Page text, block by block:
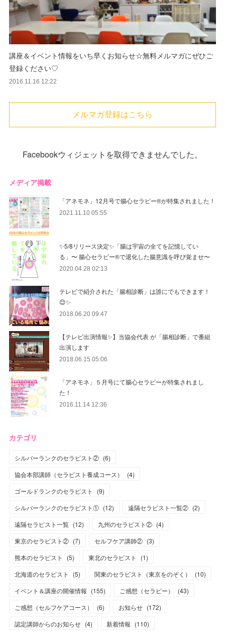
講座＆イベント情報をいち早くお知らせ☆無料メルマガにぜひご
登録ください♡
2016.11.16 12:22
メルマガ登録はこちら
Facebookウィジェットを取得できませんでした。
メディア掲載
「アネモネ」12月号で腸心セラピー®︎が特集されました！
2021.11.10 05:55
✨5/8リリース決定✨「腸は宇宙の全てを記憶してい
る」〜 腸心セラピー®︎で退化した腸意識を呼び覚ませ〜
2020.04.28 02:13
テレビで紹介された「腸相診断」は誰にでもできます！
😊✨
2018.06.20 09:47
【テレビ出演情報✨】当協会代表 が「腸相診断」で番組
出演します
2018.06.15 05:06
「アネモネ」５月号にて腸心セラピーが特集されまし
た！
2016.11.14 12:36
カテゴリ
シルバーランクのセラピスト② (6)
協会本部講師（セラピスト養成コース）
(4)
ゴールドランクのセラピスト
(9)
シルバーランクのセラピスト① (12) 遠隔セラピスト一覧② (2)
遠隔セラピスト一覧 (12) 九州のセラピスト② (4)
東京のセラピスト② (7) セルフケア講師② (3)
熊本のセラピスト
(5) 東北のセラピスト (1)
北海道のセラピスト
(5) 関東のセラピスト（東京をのぞく） (10)
イベント＆講座の開催情報 (155) ご感想（セラピー） (43)
ご感想（セルフケアコース）
(6) お知らせ (172)
認定講師からのお知らせ (4) 新着情報 (110)